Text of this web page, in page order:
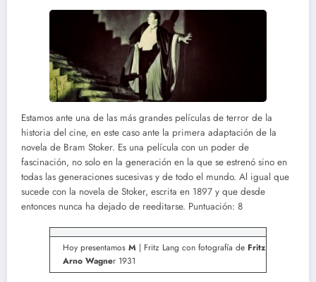
Estamos ante una de las más grandes películas de terror de la
historia del cine, en este caso ante la primera adaptación de la
novela de Bram Stoker. Es una película con un poder de
fascinación, no solo en la generación en la que se estrenó sino en
todas las generaciones sucesivas y de todo el mundo. Al igual que
sucede con la novela de Stoker, escrita en 1897 y que desde
entonces nunca ha dejado de reeditarse. Puntuación: 8
Hoy presentamos M | Fritz Lang con fotografía de Fritz
Arno Wagner 1931